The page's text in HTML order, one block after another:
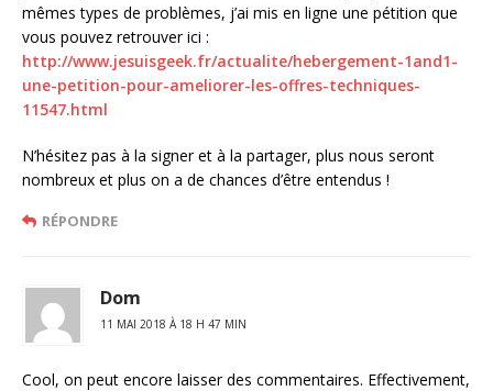
mêmes types de problèmes, j’ai mis en ligne une pétition que
vous pouvez retrouver ici :
http://www.jesuisgeek.fr/actualite/hebergement-1and1-
une-petition-pour-ameliorer-les-offres-techniques-
11547.html
N’hésitez pas à la signer et à la partager, plus nous seront
nombreux et plus on a de chances d’être entendus !
RÉPONDRE
Dom
11 MAI 2018 À 18 H 47 MIN
Cool, on peut encore laisser des commentaires. Effectivement,